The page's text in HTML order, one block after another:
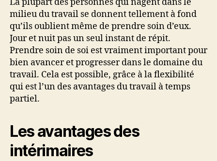
La plupart des personnes qui nagent dans le
milieu du travail se donnent tellement à fond
qu’ils oublient même de prendre soin d’eux.
Jour et nuit pas un seul instant de répit.
Prendre soin de soi est vraiment important pour
bien avancer et progresser dans le domaine du
travail. Cela est possible, grâce à la flexibilité
qui est l’un des avantages du travail à temps
partiel.
Les avantages des
intérimaires